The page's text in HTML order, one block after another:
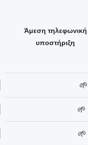
Άμεση τηλεφωνική
υποστήριξη
🌱